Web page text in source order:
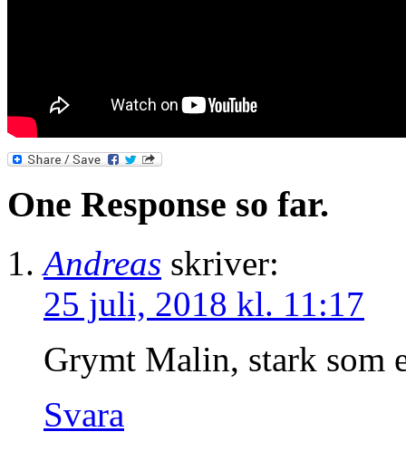
One Response so far.
Andreas skriver:
25 juli, 2018 kl. 11:17
Grymt Malin, stark som
Svara